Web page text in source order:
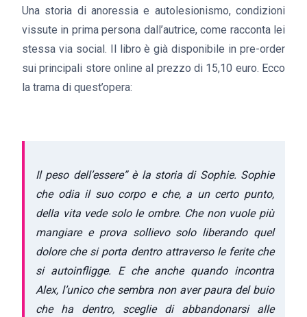
Una storia di anoressia e autolesionismo, condizioni
vissute in prima persona dall’autrice, come racconta lei
stessa via social. Il libro è già disponibile in pre-order
sui principali store online al prezzo di 15,10 euro. Ecco
la trama di quest’opera:
Il peso dell’essere” è la storia di Sophie. Sophie
che odia il suo corpo e che, a un certo punto,
della vita vede solo le ombre. Che non vuole più
mangiare e prova sollievo solo liberando quel
dolore che si porta dentro attraverso le ferite che
si autoinfligge. E che anche quando incontra
Alex, l’unico che sembra non aver paura del buio
che ha dentro, sceglie di abbandonarsi alle